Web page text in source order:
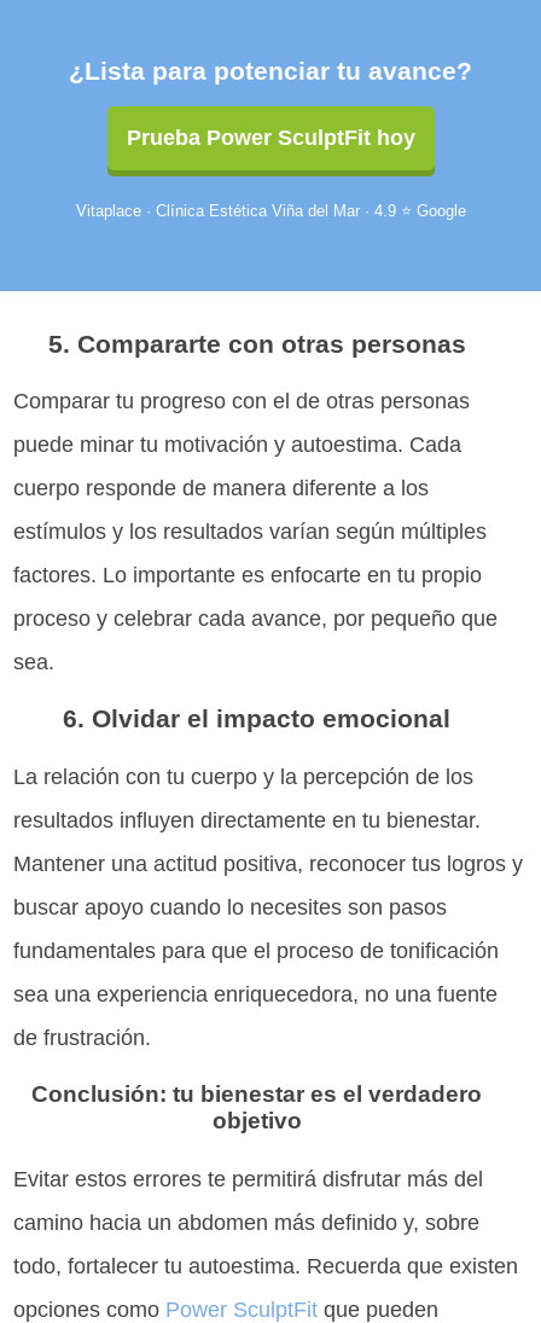
¿Lista para potenciar tu avance?
Prueba Power SculptFit hoy
Vitaplace · Clínica Estética Viña del Mar · 4.9 ⭐ Google
5. Compararte con otras personas
Comparar tu progreso con el de otras personas
puede minar tu motivación y autoestima. Cada
cuerpo responde de manera diferente a los
estímulos y los resultados varían según múltiples
factores. Lo importante es enfocarte en tu propio
proceso y celebrar cada avance, por pequeño que
sea.
6. Olvidar el impacto emocional
La relación con tu cuerpo y la percepción de los
resultados influyen directamente en tu bienestar.
Mantener una actitud positiva, reconocer tus logros y
buscar apoyo cuando lo necesites son pasos
fundamentales para que el proceso de tonificación
sea una experiencia enriquecedora, no una fuente
de frustración.
Conclusión: tu bienestar es el verdadero
objetivo
Evitar estos errores te permitirá disfrutar más del
camino hacia un abdomen más definido y, sobre
todo, fortalecer tu autoestima. Recuerda que existen
opciones como Power SculptFit que pueden